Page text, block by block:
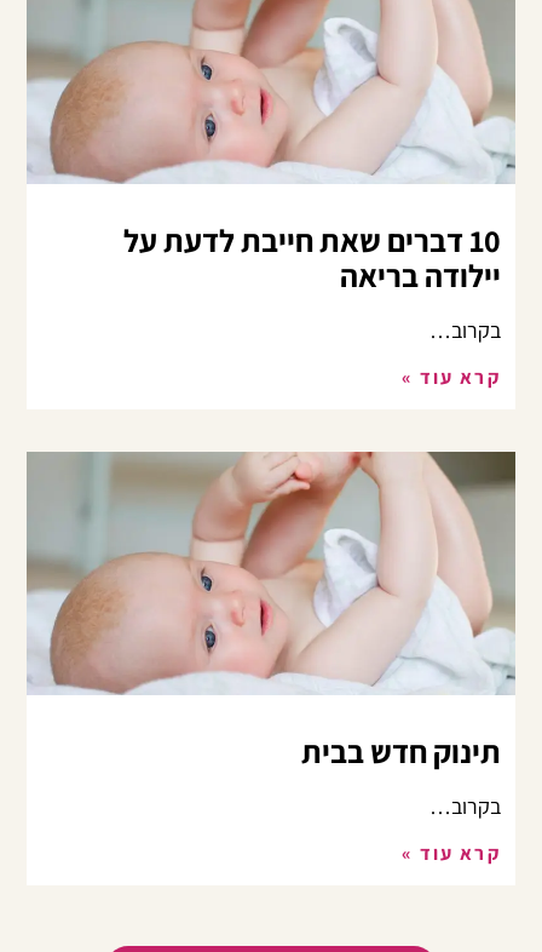
10 דברים שאת חייבת לדעת על
יילודה בריאה
בקרוב…
קרא עוד »
תינוק חדש בבית
בקרוב…
קרא עוד »